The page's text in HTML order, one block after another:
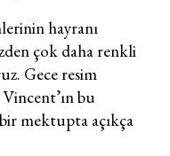
hayranı
çok daha renkli
Gece resim
bu
mektupta açıkça